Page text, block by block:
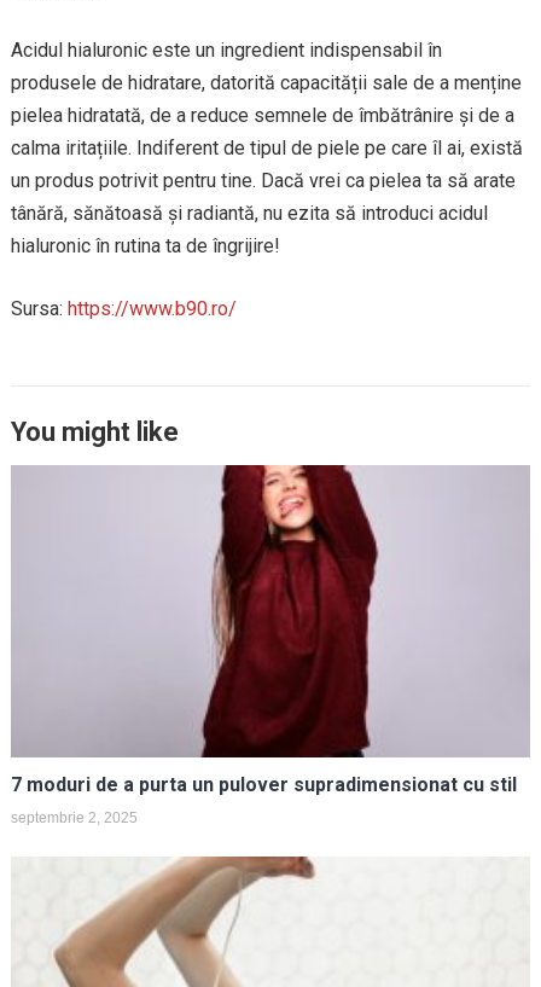
Acidul hialuronic este un ingredient indispensabil în
produsele de hidratare, datorită capacității sale de a menține
pielea hidratată, de a reduce semnele de îmbătrânire și de a
calma iritațiile. Indiferent de tipul de piele pe care îl ai, există
un produs potrivit pentru tine. Dacă vrei ca pielea ta să arate
tânără, sănătoasă și radiantă, nu ezita să introduci acidul
hialuronic în rutina ta de îngrijire!
Sursa: https://www.b90.ro/
You might like
7 moduri de a purta un pulover supradimensionat cu stil
septembrie 2, 2025